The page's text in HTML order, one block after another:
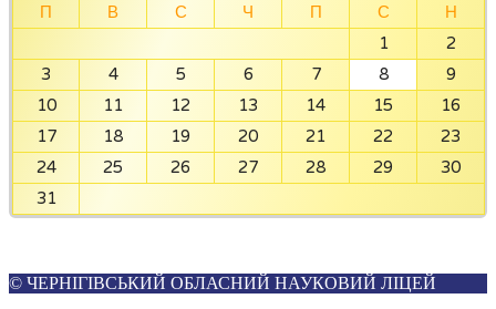
П
В С Ч П С
Н
1
2
3
4 5 6 7 8
9
10
11 12 13 14 15
16
17
18 19 20 21 22
23
24
25 26 27 28 29
30
31
© ЧЕРНІГІВСЬКИЙ ОБЛАСНИЙ НАУКОВИЙ ЛІЦЕЙ